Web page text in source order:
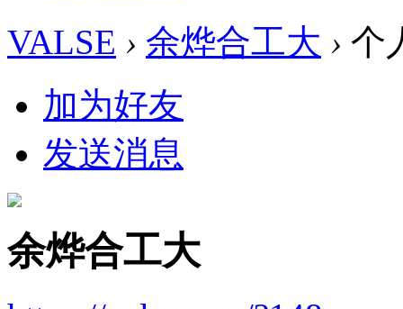
VALSE › 余烨合工大 › 个
加为好友
发送消息
余烨合工大